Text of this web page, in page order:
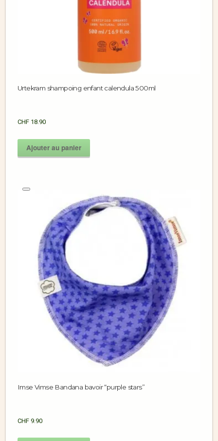
Urtekram shampoing enfant calendula 500ml
CHF 18.90
Ajouter au panier
Imse Vimse Bandana bavoir “purple stars”
CHF 9.90